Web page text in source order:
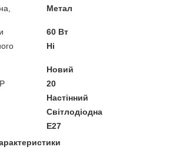
Метал
60 Вт
Ні
Новий
20
Настінний
Світлодіодна
E27